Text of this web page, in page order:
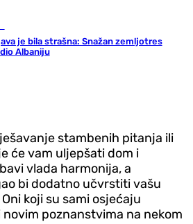
je bila strašna: Snažan zemljotres
Albaniju
stambenih pitanja ili
će vam uljepšati dom i
vlada harmonija, a
bi dodatno učvrstiti vašu
koji su sami osjećaju
poznanstvima na nekom